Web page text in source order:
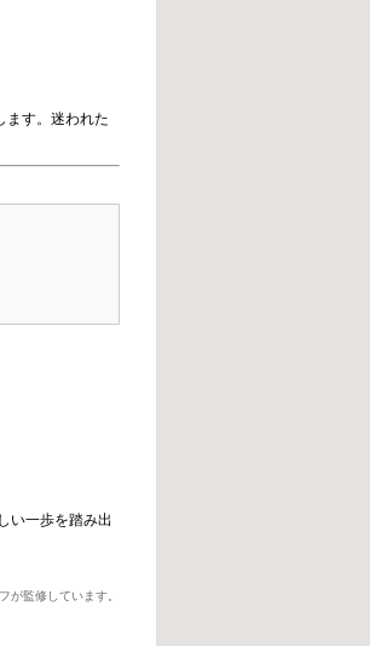
ます。迷われた
い一歩を踏み出
が監修しています。